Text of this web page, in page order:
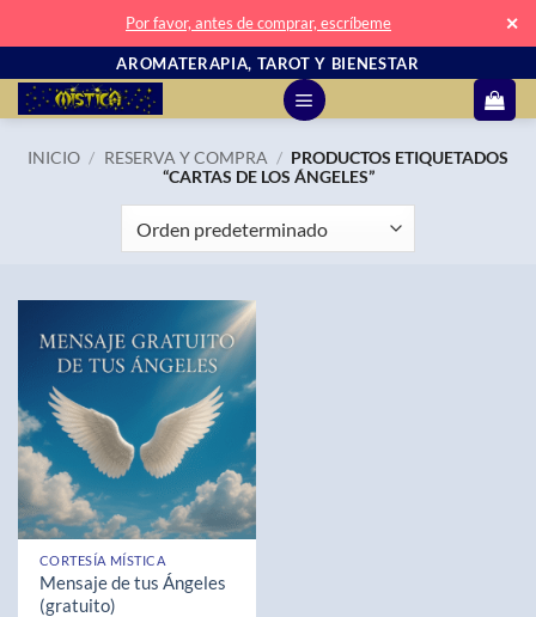
Por favor, antes de comprar, escríbeme ✕
contenido
AROMATERAPIA, TAROT Y BIENESTAR
INICIO / RESERVA Y COMPRA / PRODUCTOS ETIQUETADOS
“CARTAS DE LOS ÁNGELES”
CORTESÍA MÍSTICA
Mensaje de tus Ángeles
(gratuito)